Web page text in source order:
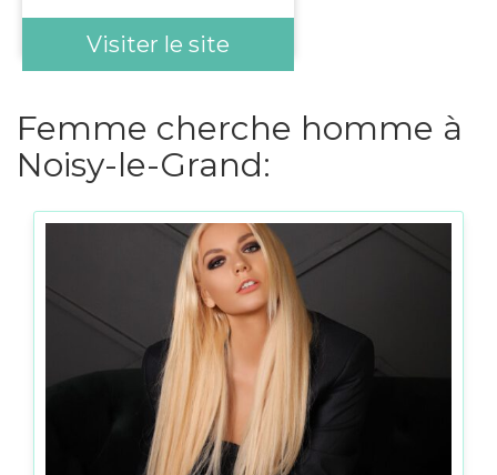
Visiter le site
Femme cherche homme à
Noisy-le-Grand: